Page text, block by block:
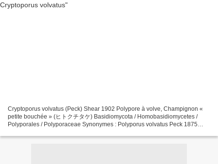
Cryptoporus volvatus (Peck) Shear 1902 Polypore à volve, Champignon «
petite bouchée » (ヒトクチタケ) Basidiomycota / Homobasidiomycetes /
Polyporales / Polyporaceae Synonymes : Polyporus volvatus Peck 1875